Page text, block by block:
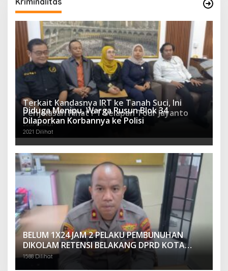
Terkait Kandasnya IRT ke Tanah Suci, Ini
Penjelasan Pihat PT Selapan Tour Jayanto
2233 Dilihat
Diduga Menipu, Warga Rusun Blok 34
Dilaporkan Korbannya ke Polisi
2021 Dilihat
BELUM 1X24 JAM 2 PELAKU PEMBUNUHAN
DIKOLAM RETENSI BELAKANG DPRD KOTA
PALEMBANG TELAH DIRINGKUS ANGGOTA
1588 Dilihat